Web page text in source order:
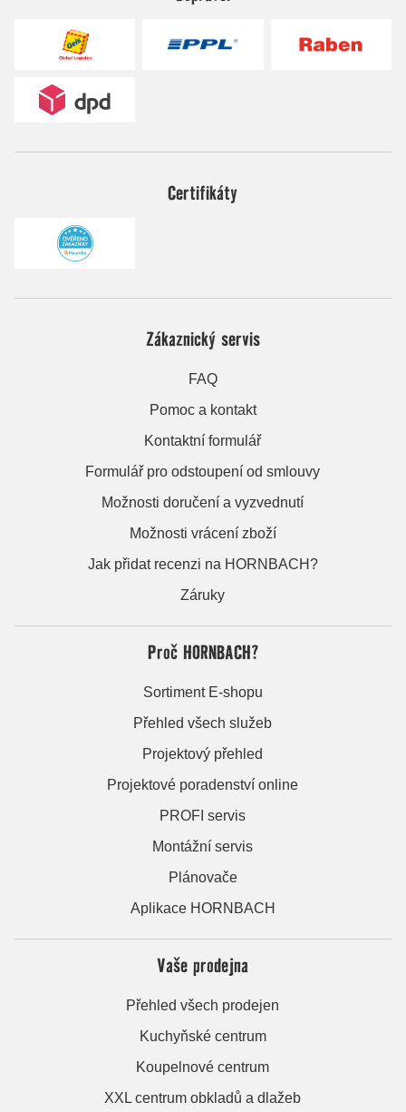
Certifikáty
Zákaznický servis
FAQ
Pomoc a kontakt
Kontaktní formulář
Formulář pro odstoupení od smlouvy
Možnosti doručení a vyzvednutí
Možnosti vrácení zboží
Jak přidat recenzi na HORNBACH?
Záruky
Proč HORNBACH?
Sortiment E-shopu
Přehled všech služeb
Projektový přehled
Projektové poradenství online
PROFI servis
Montážní servis
Plánovače
Aplikace HORNBACH
Vaše prodejna
Přehled všech prodejen
Kuchyňské centrum
Koupelnové centrum
XXL centrum obkladů a dlažeb